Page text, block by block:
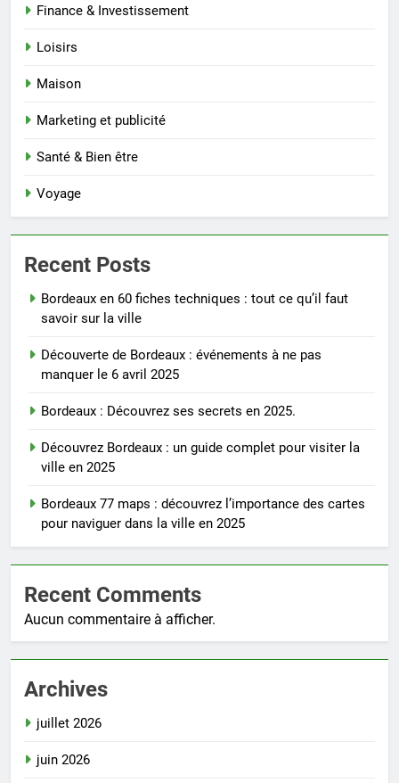
Finance & Investissement
Loisirs
Maison
Marketing et publicité
Santé & Bien être
Voyage
Recent Posts
Bordeaux en 60 fiches techniques : tout ce qu’il faut
savoir sur la ville
Découverte de Bordeaux : événements à ne pas
manquer le 6 avril 2025
Bordeaux : Découvrez ses secrets en 2025.
Découvrez Bordeaux : un guide complet pour visiter la
ville en 2025
Bordeaux 77 maps : découvrez l’importance des cartes
pour naviguer dans la ville en 2025
Recent Comments
Aucun commentaire à afficher.
Archives
juillet 2026
juin 2026